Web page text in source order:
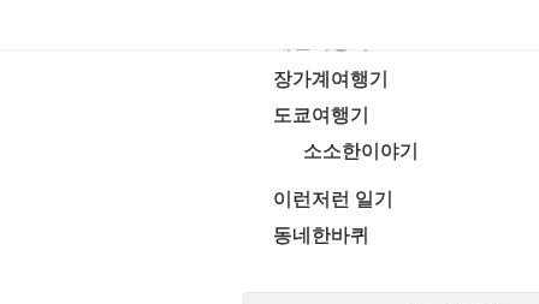
장가계여행기
도쿄여행기
소소한이야기
이런저런 일기
동네한바퀴